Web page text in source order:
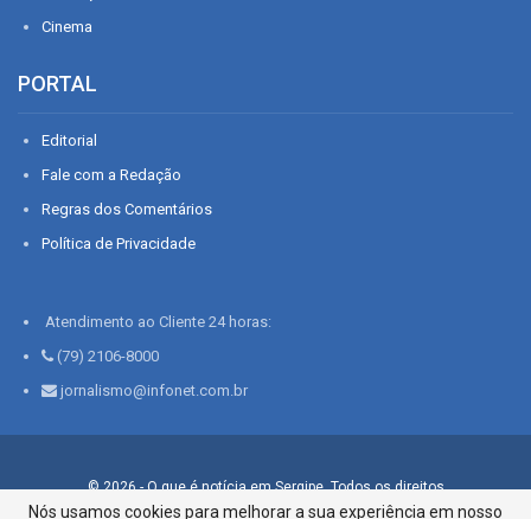
Cinema
PORTAL
Editorial
Fale com a Redação
Regras dos Comentários
Política de Privacidade
Atendimento ao Cliente 24 horas:
(79) 2106-8000
jornalismo@infonet.com.br
© 2026 - O que é notícia em Sergipe. Todos os direitos
reservados.
Nós usamos cookies para melhorar a sua experiência em nosso